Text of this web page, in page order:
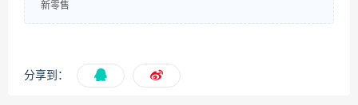
新零售
分享到：